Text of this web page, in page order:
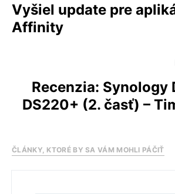
Vyšiel update pre
Affinity
Recenzia: Synology
DS220+ (2. časť) –
ČLÁNKY, KTORÉ BY SA VÁM MOHLI PÁČIŤ